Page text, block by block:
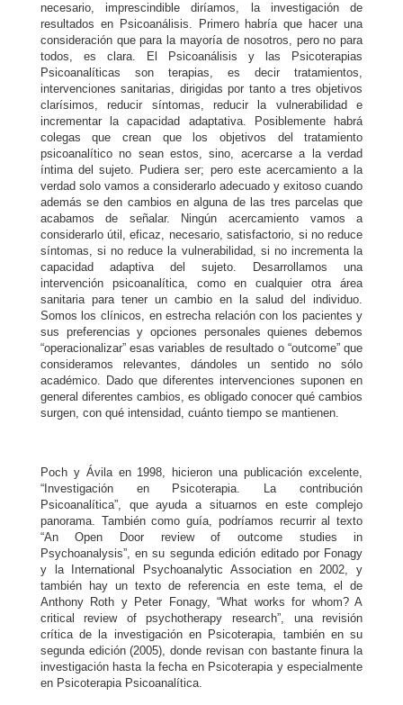
necesario, imprescindible diríamos, la investigación de
resultados en Psicoanálisis. Primero habría que hacer una
consideración que para la mayoría de nosotros, pero no para
todos, es clara. El Psicoanálisis y las Psicoterapias
Psicoanalíticas son terapias, es decir tratamientos,
intervenciones sanitarias, dirigidas por tanto a tres objetivos
clarísimos, reducir síntomas, reducir la vulnerabilidad e
incrementar la capacidad adaptativa. Posiblemente habrá
colegas que crean que los objetivos del tratamiento
psicoanalítico no sean estos, sino, acercarse a la verdad
íntima del sujeto. Pudiera ser; pero este acercamiento a la
verdad solo vamos a considerarlo adecuado y exitoso cuando
además se den cambios en alguna de las tres parcelas que
acabamos de señalar. Ningún acercamiento vamos a
considerarlo útil, eficaz, necesario, satisfactorio, si no reduce
síntomas, si no reduce la vulnerabilidad, si no incrementa la
capacidad adaptiva del sujeto. Desarrollamos una
intervención psicoanalítica, como en cualquier otra área
sanitaria para tener un cambio en la salud del individuo.
Somos los clínicos, en estrecha relación con los pacientes y
sus preferencias y opciones personales quienes debemos
“operacionalizar” esas variables de resultado o “outcome” que
consideramos relevantes, dándoles un sentido no sólo
académico. Dado que diferentes intervenciones suponen en
general diferentes cambios, es obligado conocer qué cambios
surgen, con qué intensidad, cuánto tiempo se mantienen.
Poch y Ávila en 1998, hicieron una publicación excelente,
“Investigación en Psicoterapia. La contribución
Psicoanalítica”, que ayuda a situarnos en este complejo
panorama. También como guía, podríamos recurrir al texto
“An Open Door review of outcome studies in
Psychoanalysis”, en su segunda edición editado por Fonagy
y la International Psychoanalytic Association en 2002, y
también hay un texto de referencia en este tema, el de
Anthony Roth y Peter Fonagy, “What works for whom? A
critical review of psychotherapy research”, una revisión
crítica de la investigación en Psicoterapia, también en su
segunda edición (2005), donde revisan con bastante finura la
investigación hasta la fecha en Psicoterapia y especialmente
en Psicoterapia Psicoanalítica.